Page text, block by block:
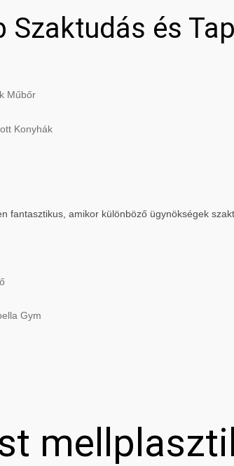
Szaktudás és
Műbőr
Konyhák
fantasztikus, amikor különböző ügynökségek
Gym